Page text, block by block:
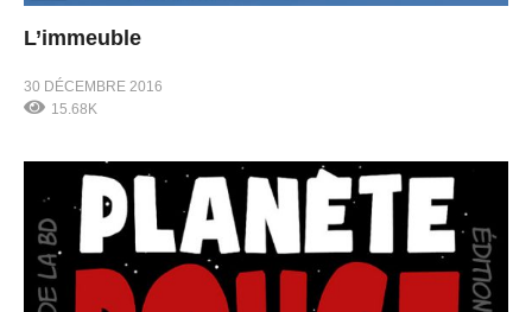
L’immeuble
30 DÉCEMBRE 2016
15.68K